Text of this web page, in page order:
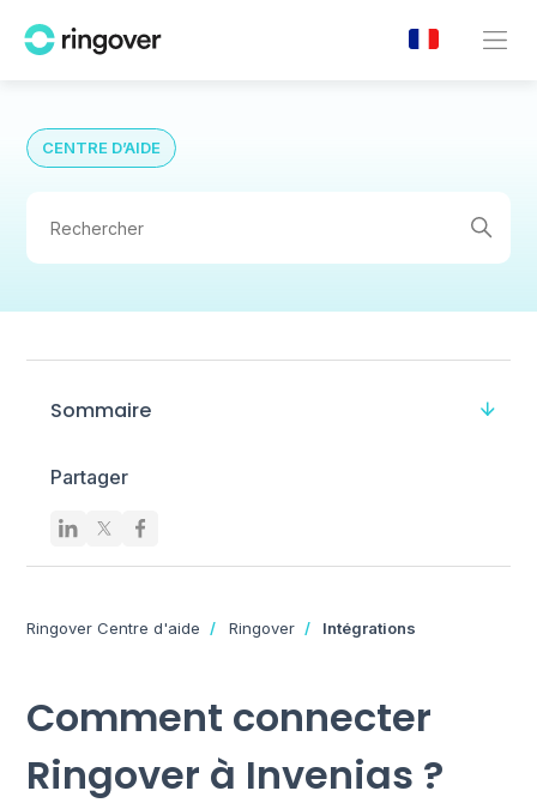
CENTRE D’AIDE
Sommaire
Partager
Ringover Centre d'aide Ringover Intégrations
Comment connecter
Ringover à Invenias ?